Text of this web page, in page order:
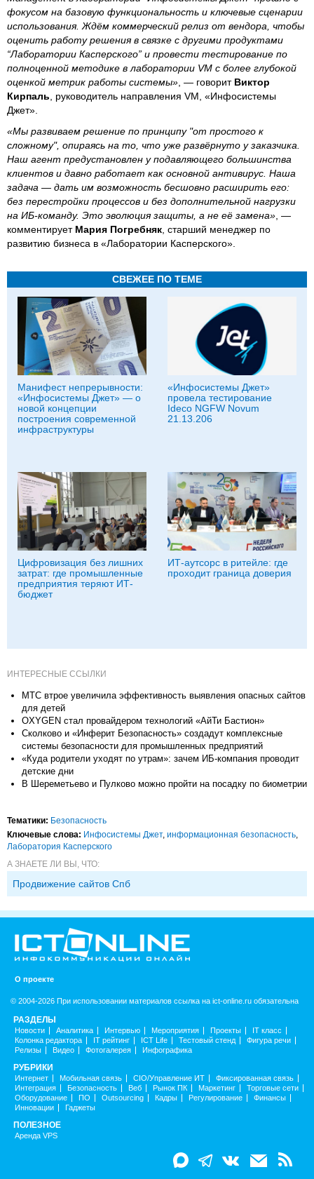
фокусом на базовую функциональность и ключевые сценарии
использования. Ждём коммерческий релиз от вендора, чтобы
оценить работу решения в связке с другими продуктами
“Лаборатории Касперского” и провести тестирование по
полноценной методике в лаборатории VM с более глубокой
оценкой метрик работы системы» , — говорит Виктор
Кирпаль , руководитель направления VM, «Инфосистемы
Джет».
«Мы развиваем решение по принципу "от простого к
сложному", опираясь на то, что уже развёрнуто у заказчика.
Наш агент предустановлен у подавляющего большинства
клиентов и давно работает как основной антивирус. Наша
задача — дать им возможность бесшовно расширить его:
без перестройки процессов и без дополнительной нагрузки
на ИБ-команду. Это эволюция защиты, а не её замена» , —
комментирует Мария Погребняк , старший менеджер по
развитию бизнеса в «Лаборатории Касперского».
СВЕЖЕЕ ПО ТЕМЕ
Манифест непрерывности:
«Инфосистемы Джет» — о
новой концепции
построения современной
инфраструктуры
«Инфосистемы Джет»
провела тестирование
Ideco NGFW Novum
21.13.206
Цифровизация без лишних
затрат: где промышленные
предприятия теряют ИТ-
бюджет
ИТ-аутсорс в ритейле: где
проходит граница доверия
ИНТЕРЕСНЫЕ ССЫЛКИ
МТС втрое увеличила эффективность выявления опасных сайтов
для детей
OXYGEN стал провайдером технологий «АйТи Бастион»
Сколково и «Инферит Безопасность» создадут комплексные
системы безопасности для промышленных предприятий
«Куда родители уходят по утрам»: зачем ИБ-компания проводит
детские дни
В Шереметьево и Пулково можно пройти на посадку по биометрии
Тематики: Безопасность
Ключевые слова: Инфосистемы Джет, информационная безопасность,
Лаборатория Касперского
А ЗНАЕТЕ ЛИ ВЫ, ЧТО:
Продвижение сайтов Спб
О проекте
© 2004-2026 При использовании материалов ссылка на ict-online.ru обязательна
РАЗДЕЛЫ
Новости Аналитика Интервью Мероприятия Проекты
IT класс
Колонка редактора
IT рейтинг ICT Life Тестовый стенд
Фигура речи
Релизы
Видео Фотогалерея Инфографика
РУБРИКИ
Интернет Мобильная связь CIO/Управление ИТ
Фиксированная связь
Интеграция
Безопасность Веб Рынок ПК Маркетинг
Торговые сети
Оборудование
ПО Outsourcing Кадры Регулирование
Финансы
Инновации
Гаджеты
ПОЛЕЗНОЕ
Аренда VPS